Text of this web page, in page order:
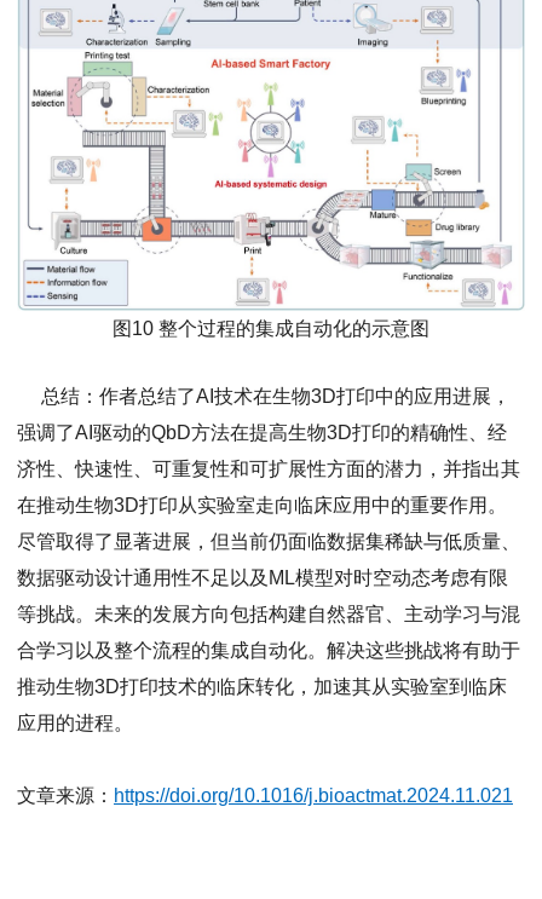
图10 整个过程的集成自动化的示意图
总结：作者总结了AI技术在生物3D打印中的应用进展，
强调了AI驱动的QbD方法在提高生物3D打印的精确性、经
济性、快速性、可重复性和可扩展性方面的潜力，并指出其
在推动生物3D打印从实验室走向临床应用中的重要作用。
尽管取得了显著进展，但当前仍面临数据集稀缺与低质量、
数据驱动设计通用性不足以及ML模型对时空动态考虑有限
等挑战。未来的发展方向包括构建自然器官、主动学习与混
合学习以及整个流程的集成自动化。解决这些挑战将有助于
推动生物3D打印技术的临床转化，加速其从实验室到临床
应用的进程。
文章来源： https://doi.org/10.1016/j.bioactmat.2024.11.021